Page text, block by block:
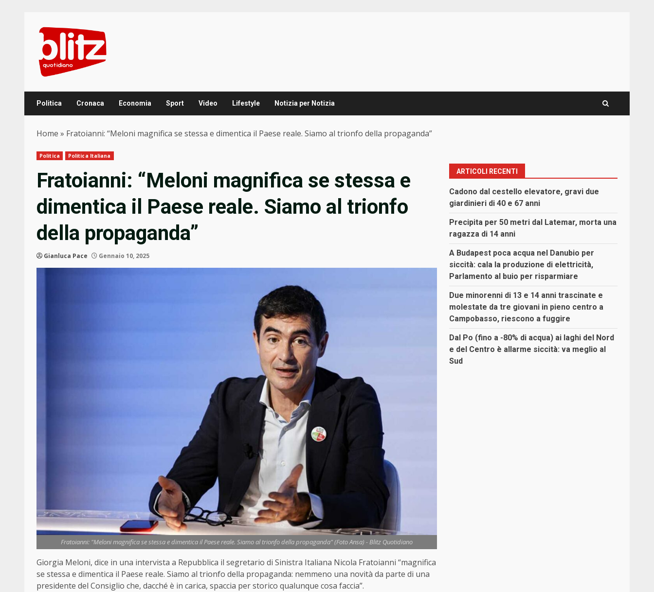
content
Politica Cronaca Economia Sport Video Lifestyle Notizia per Notizia
Home » Fratoianni: “Meloni magnifica se stessa e dimentica il Paese reale. Siamo al trionfo della propaganda”
Politica Politica Italiana
Fratoianni: “Meloni magnifica se stessa e
dimentica il Paese reale. Siamo al trionfo
della propaganda”
Gianluca Pace Gennaio 10, 2025
Fratoianni: "Meloni magnifica se stessa e dimentica il Paese reale. Siamo al trionfo della propaganda" (Foto Ansa) - Blitz Quotidiano
Giorgia Meloni, dice in una intervista a Repubblica il segretario di Sinistra Italiana Nicola Fratoianni “magnifica
se stessa e dimentica il Paese reale. Siamo al trionfo della propaganda: nemmeno una novità da parte di una
presidente del Consiglio che, dacché è in carica, spaccia per storico qualunque cosa faccia”.
ARTICOLI RECENTI
Cadono dal cestello elevatore, gravi due
giardinieri di 40 e 67 anni
Precipita per 50 metri dal Latemar, morta una
ragazza di 14 anni
A Budapest poca acqua nel Danubio per
siccità: cala la produzione di elettricità,
Parlamento al buio per risparmiare
Due minorenni di 13 e 14 anni trascinate e
molestate da tre giovani in pieno centro a
Campobasso, riescono a fuggire
Dal Po (fino a -80% di acqua) ai laghi del Nord
e del Centro è allarme siccità: va meglio al
Sud